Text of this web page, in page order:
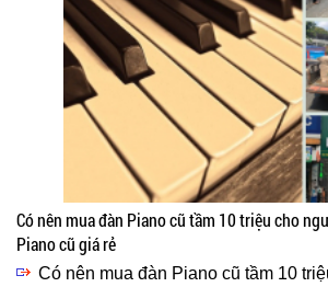
Có nên mua đàn Piano cũ tầm 10 triệu cho
Piano cũ giá rẻ
Có nên mua đàn Piano cũ tầm 10